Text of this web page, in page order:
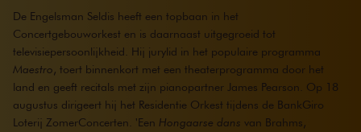
De Engelsman Seldis heeft een topbaan in het
Concertgebouworkest en is daarnaast uitgegroeid tot
televisiepersoonlijkheid. Hij jurylid in het populaire programma
Maestro, toert binnenkort met een theaterprogramma door het
land en geeft recitals met zijn pianopartner James Pearson. Op 18
augustus dirigeert hij het Residentie Orkest tijdens de BankGiro
Loterij ZomerConcerten. 'Een Hongaarse dans van Brahms,